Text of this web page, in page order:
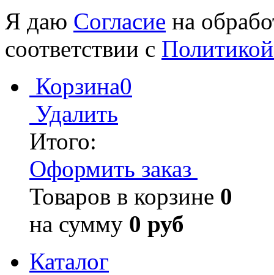
Я даю Согласие на
соответствии с
Корзина0
Удалить
Итого:
Оформить заказ
Товаров в корзине 0
на сумму 0 руб
Каталог